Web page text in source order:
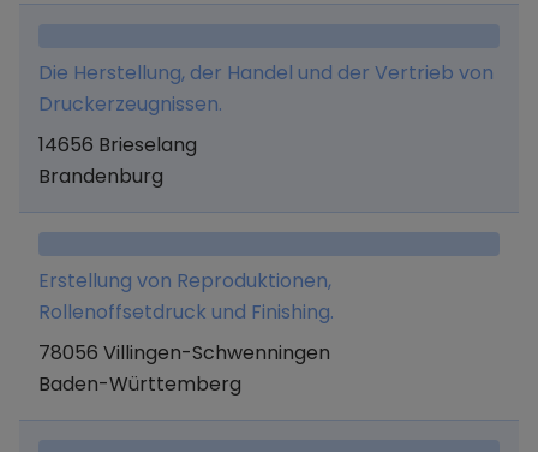
Die Herstellung, der Handel und der Vertrieb von
Druckerzeugnissen.
14656 Brieselang
Brandenburg
Erstellung von Reproduktionen,
Rollenoffsetdruck und Finishing.
78056 Villingen-Schwenningen
Baden-Württemberg